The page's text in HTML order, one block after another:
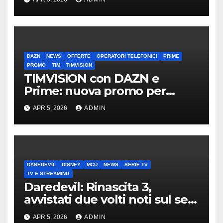
DAZN NEWS OFFERTE OPERATORI TELEFONICI
PRIME
PROMO
TIM TIMVISION
TIMVISION con DAZN e
Prime: nuova promo per
clienti TIM
APR 5, 2026 ADMIN
DAREDEVIL DISNEY MCU NEWS
SERIE TV
TV E STREAMING
Daredevil: Rinascita 3,
avvistati due volti noti sul set
di New York
APR 5, 2026 ADMIN